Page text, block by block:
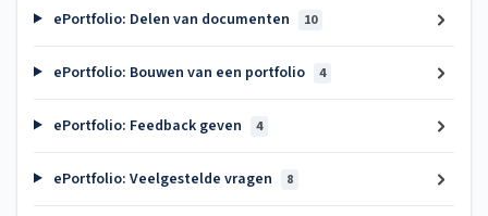
ePortfolio: Delen van documenten 10
ePortfolio: Bouwen van een portfolio 4
ePortfolio: Feedback geven 4
ePortfolio: Veelgestelde vragen 8